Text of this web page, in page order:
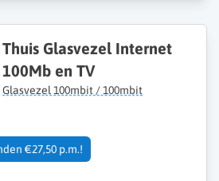
Thuis Glasvezel Internet
100Mb en TV
Glasvezel 100mbit / 100mbit
€27,50 p.m.!